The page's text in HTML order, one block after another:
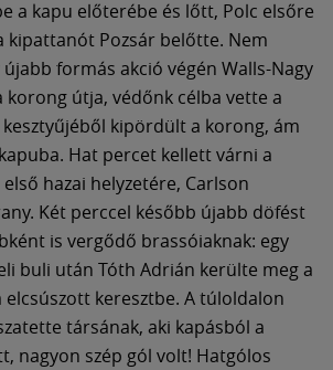
a kapu előterébe és lőtt, Polc elsőre
kipattanót Pozsár belőtte. Nem
formás akció végén Walls-Nagy
korong útja, védőnk célba vette a
kipördült a korong, ám
Hat percet kellett várni a
hazai helyzetére, Carlson
Két perccel később újabb döfést
is vergődő brassóiaknak: egy
buli után Tóth Adrián kerülte meg a
elcsúszott keresztbe. A túloldalon
társának, aki kapásból a
nagyon szép gól volt! Hatgólos